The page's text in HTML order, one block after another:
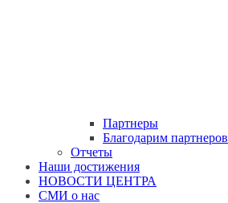
Партнеры
Благодарим партнеров
Отчеты
Наши достижения
НОВОСТИ ЦЕНТРА
СМИ о нас